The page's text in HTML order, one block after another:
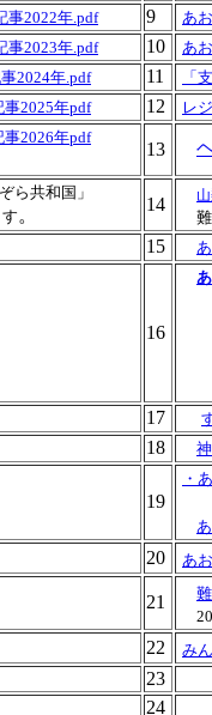
事2022年.pdf 9 あ
事2023年.pdf 10 あ
2024年.pdf 11 「
事2025年pdf 12 レ
事2026年pdf
13
ら共和国」
。
14
15
16
17
18
19
・
20 あ
21
22 み
23
24